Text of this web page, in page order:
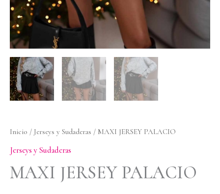
Inicio / Jerseys y Sudaderas / MAXI JERSEY PALACIO
Jerseys y Sudaderas
MAXI JERSEY PALACIO